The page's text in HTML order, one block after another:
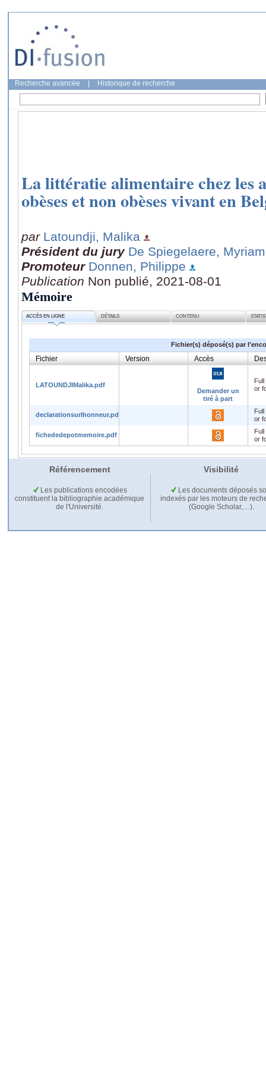
Recherche avancée Historique de recherche
La littératie alimentaire chez les
obèses et non obèses vivant en
par Latoundji, Malika
Président du jury De Spiegelaere, Myriam
Promoteur Donnen, Philippe
Publication Non publié, 2021-08-01
Mémoire
ACCÈS EN LIGNE DÉTAILS CONTENU
Fichier(s) déposé(s) par
Fichier Version Accès
LATOUNDJIMalika.pdf
Demander un
tiré à part
or
declarationsurlhonneur.pdf
or
fichededepotmemoire.pdf
or
Référencement Visibilité
Les publications encodées
constituent la bibliographie académique
de l'Université.
Les documents déposés
indexés par les moteurs de
(Google Scholar,…).